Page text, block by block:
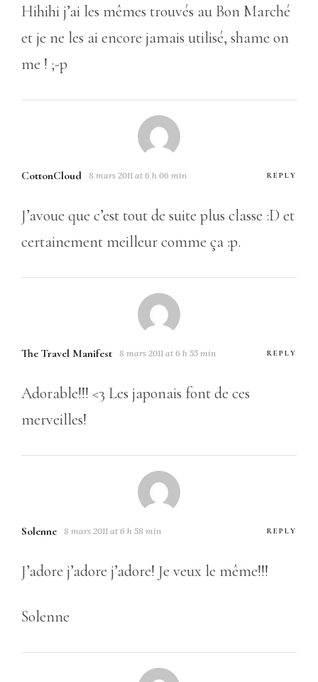
Hihihi j’ai les mêmes trouvés au Bon Marché
et je ne les ai encore jamais utilisé, shame on
me ! ;-p
CottonCloud 8 mars 2011 at 6 h 06 min REPLY
J’avoue que c’est tout de suite plus classe :D et
certainement meilleur comme ça :p.
The Travel Manifest 8 mars 2011 at 6 h 55 min REPLY
Adorable!!! <3 Les japonais font de ces
merveilles!
Solenne 8 mars 2011 at 6 h 58 min REPLY
J’adore j’adore j’adore! Je veux le même!!!
Solenne